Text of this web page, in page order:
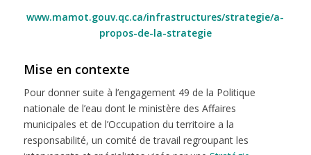
www.mamot.gouv.qc.ca/infrastructures/strategie/a-
propos-de-la-strategie
Mise en contexte
Pour donner suite à l’engagement 49 de la Politique
nationale de l’eau dont le ministère des Affaires
municipales et de l’Occupation du territoire a la
responsabilité, un comité de travail regroupant les